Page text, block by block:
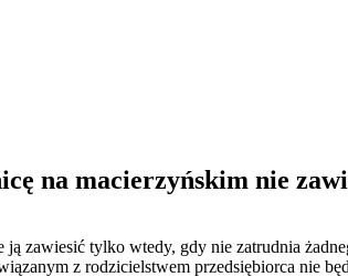
na macierzyńskim nie
ją zawiesić tylko wtedy, gdy nie zatrudnia
z rodzicielstwem przedsiębiorca nie